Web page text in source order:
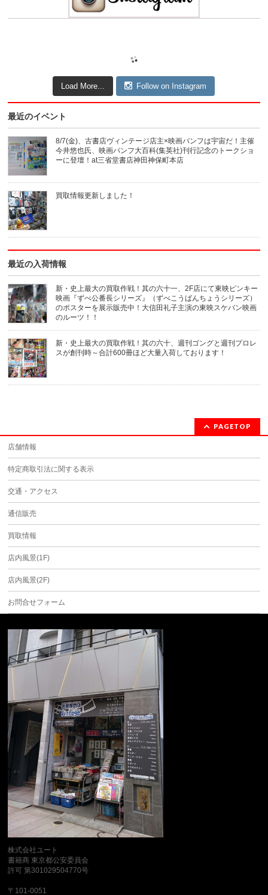
Load More... Follow on Instagram
最近のイベント
8/7(金)、古書店ヴィンテージ店主×映画パンフは宇宙だ！主催
今井悠也氏、映画パンフ大百科(集英社)刊行記念のトークショ
ーに登壇！at三省堂書店神田神保町本店
買取情報更新しました！
最近の入荷情報
新・史上最大の買取作戦！其の六十一、2F店にて東映ピンキー
映画『ずべ公番長シリーズ』（ずべこうばんちょうシリーズ）
のポスターを展示販売中！大信田礼子主演の東映スケバン映画
のルーツ！！
新・史上最大の買取作戦！其の六十、週刊ゴングと週刊プロレ
スが創刊時～合計600冊ほど大量入荷しております！
PAGETOP
店舗情報
特定商取引法に関する表示
交通・アクセス
通信販売
買取情報
店内風景(1F)
店内風景(2F)
お問合せフォーム
株式会社ユート
書籍商 東京都公安委員会
許可 第301029504770号
〒101-0051